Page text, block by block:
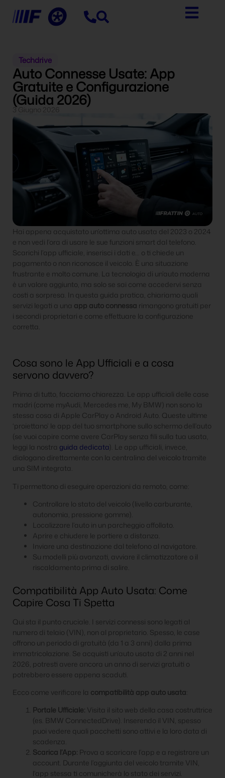
Techdrive
Auto Connesse Usate: App
Gratuite e Configurazione
(Guida 2026)
3 Giugno 2026
Hai appena acquistato un’ottima auto usata del 2023 o 2024
e non vedi l’ora di usare le sue funzioni smart dal telefono.
Scarichi l’app ufficiale, inserisci i dati e… o ti chiede un
pagamento o non riconosce il veicolo. È una situazione
frustrante e molto comune. La tecnologia di un’auto moderna
è un valore aggiunto, ma solo se sai come accedervi senza
costi a sorpresa. In questa guida pratica, chiariamo quali
servizi legati a una app auto connessa rimangono gratuiti per
i secondi proprietari e come effettuare la configurazione
corretta.
Cosa sono le App Ufficiali e a cosa
servono davvero?
Prima di tutto, facciamo chiarezza. Le app ufficiali delle case
madri (come myAudi, Mercedes me, My BMW) non sono la
stessa cosa di Apple CarPlay o Android Auto. Queste ultime
‘proiettano’ le app del tuo smartphone sullo schermo dell’auto
(se vuoi capire come avere CarPlay senza fili sulla tua usata,
leggi la nostra guida dedicata). Le app ufficiali, invece,
dialogano direttamente con la centralina del veicolo tramite
una SIM integrata.
Ti permettono di eseguire operazioni da remoto, come:
Controllare lo stato del veicolo (livello carburante,
autonomia, pressione gomme).
Localizzare l’auto in un parcheggio affollato.
Aprire e chiudere le portiere a distanza.
Inviare una destinazione dal telefono al navigatore.
Su modelli più avanzati, avviare il climatizzatore o il
riscaldamento prima di salire.
Compatibilità App Auto Usata: Come
Capire Cosa Ti Spetta
Qui sta il punto cruciale. I servizi connessi sono legati al
numero di telaio (VIN), non al proprietario. Spesso, le case
offrono un periodo di gratuità (da 1 a 3 anni) dalla prima
immatricolazione. Se acquisti un’auto usata di 2 anni nel
2026, potresti avere ancora un anno di servizi gratuiti o
potrebbero essere appena scaduti.
Ecco come verificare la compatibilità app auto usata:
Portale Ufficiale: Visita il sito web della casa costruttrice
(es. BMW ConnectedDrive). Inserendo il VIN, spesso
puoi vedere quali pacchetti sono attivi e la loro data di
scadenza.
Scarica l’App: Prova a scaricare l’app e a registrare un
account. Durante l’aggiunta del veicolo tramite VIN,
l’app stessa ti comunicherà lo stato dei servizi.